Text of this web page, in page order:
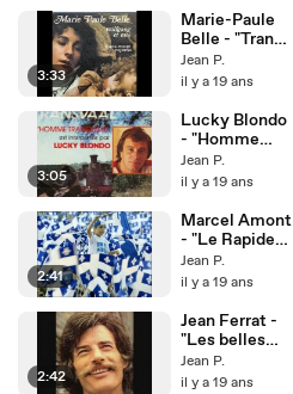
3:33
Marie-Paule
Belle - "Trans
Europ
Express"
Jean P.
il y a 19 ans
3:05
Lucky Blondo
- "Homme
tranquille"
Jean P.
il y a 19 ans
2:41
Marcel Amont
- "Le Rapide
blanc"
Jean P.
il y a 19 ans
2:42
Jean Ferrat -
"Les belles
étrangères"
Jean P.
il y a 19 ans